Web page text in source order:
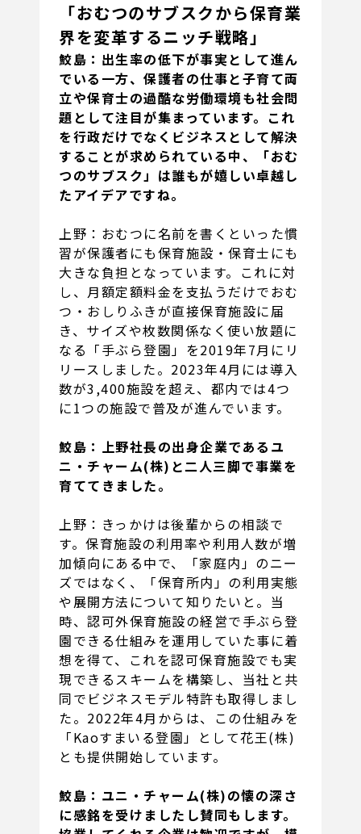
「おむつのサブスクから保育業
界を変革するニッチ戦略」
鮫島：出生率の低下が事実として進ん
でいる一方、保護者の仕事と子育て両
立や保育士の過酷な労働環境も社会問
題として注目が集まっています。これ
を行政だけでなくビジネスとして解決
することが求められている中、「おむ
つのサブスク」は誰もが嬉しい卓越し
たアイデアですね。
上野：おむつに名前を書くといった慣
習が保護者にも保育施設・保育士にも
大きな負担となっています。これに対
し、月額定額料金を支払うだけでおむ
つ・おしりふきが直接保育施設に届
き、サイズや枚数関係なく使い放題に
なる「手ぶら登園」を2019年7月にリ
リースしました。2023年4月には導入
数が3,400施設を超え、都内では4つ
に1つの施設で普及が進んでいます。
鮫島：上野社長の出身企業であるユ
ニ・チャーム(株)と二人三脚で事業を
育ててきました。
上野：きっかけは後輩からの相談で
す。保育施設の利用率や利用人数が増
加傾向にある中で、「家庭内」のニー
ズではなく、「保育所内」の利用実態
や展開方法について知りたいと。当
時、認可外保育施設の経営で手ぶら登
園できる仕組みを運用していた事に着
想を得て、これを認可保育施設でも実
現できるスキームを構築し、当社と共
同でビジネスモデル特許も取得しまし
た。2022年4月からは、この仕組みを
「Kaoすまいる登園」として花王(株)
とも提供開始しています。
鮫島：ユニ・チャーム(株)の懐の深さ
に感銘を受けましたし賛同もします。